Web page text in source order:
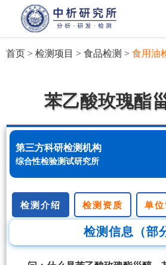
首页 > 检测项目 > 食品检测 > 食用油
苯乙酸玫瑰酯
第三方科研检测机构
综合性检验测试研究所
检测介绍 检测资质 单
检测信息（部